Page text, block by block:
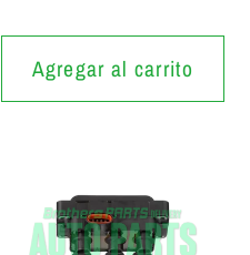
Agregar al carrito